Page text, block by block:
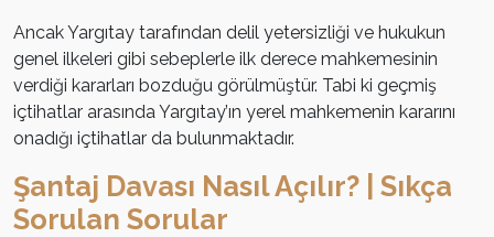
Ancak Yargıtay tarafından delil yetersizliği ve hukukun
genel ilkeleri gibi sebeplerle ilk derece mahkemesinin
verdiği kararları bozduğu görülmüştür. Tabi ki geçmiş
içtihatlar arasında Yargıtay’ın yerel mahkemenin kararını
onadığı içtihatlar da bulunmaktadır.
Şantaj Davası Nasıl Açılır? | Sıkça
Sorulan Sorular